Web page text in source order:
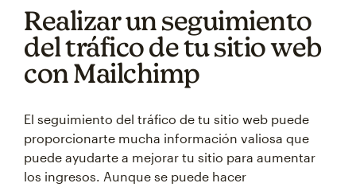
Realizar un seguimiento
del tráfico de tu sitio web
con Mailchimp
El seguimiento del tráfico de tu sitio web puede
proporcionarte mucha información valiosa que
puede ayudarte a mejorar tu sitio para aumentar
los ingresos. Aunque se puede hacer